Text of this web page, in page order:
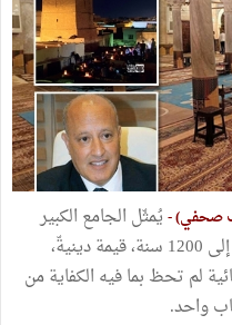
صحفي) -يُمثّل الجامع الكبير
بصفاقس الذي يعود بناؤه إلى 1200 سنة، قيمة دينيةّ،
لم تحظ بما فيه الكفاية من
واحد.